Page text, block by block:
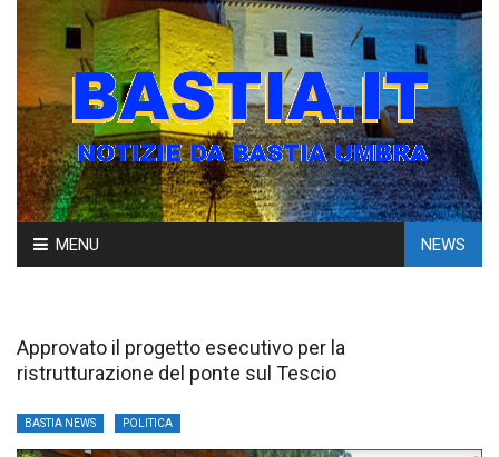
Skip
to
MENU NEWS
Approvato il progetto esecutivo per la
ristrutturazione del ponte sul Tescio
BASTIA NEWS POLITICA